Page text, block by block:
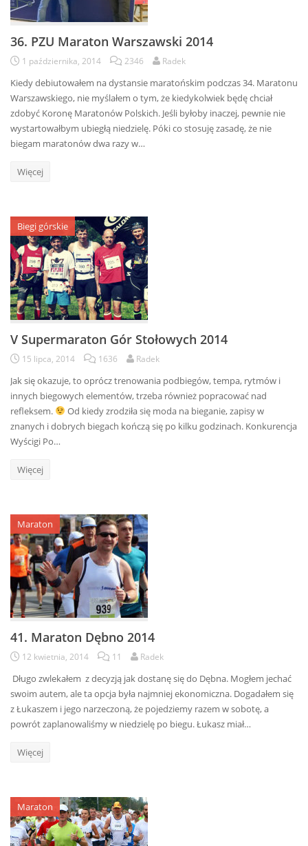
36. PZU Maraton Warszawski 2014
1 października, 2014 2346 Radek
Kiedy debiutowałem na dystansie maratońskim podczas 34. Maratonu
Warszawskiego, nie myślałem o tym, że kiedykolwiek będę chciał
zdobyć Koronę Maratonów Polskich. Jeśli byłoby inaczej, pewnie nie
wystartowałbym ubiegłą niedzielę. Póki co stosuję zasadę, że nie
biegam maratonów dwa razy w…
Więcej
Biegi górskie
V Supermaraton Gór Stołowych 2014
15 lipca, 2014 1636 Radek
Jak się okazuje, to oprócz trenowania podbiegów, tempa, rytmów i
innych biegowych elementów, trzeba również popracować nad
refleksem.
Od kiedy zrodziła się moda na bieganie, zapisy w
znanych i dobrych biegach kończą się po kilku godzinach. Konkurencja
Wyścigi Po…
Więcej
Maraton
41. Maraton Dębno 2014
12 kwietnia, 2014 11 Radek
Długo zwlekałem z decyzją jak dostanę się do Dębna. Mogłem jechać
swoim autem, ale ta opcja była najmniej ekonomiczna. Dogadałem się
z Łukaszem i jego narzeczoną, że pojedziemy razem w sobotę, a
powrót zaplanowaliśmy w niedzielę po biegu. Łukasz miał…
Więcej
Maraton